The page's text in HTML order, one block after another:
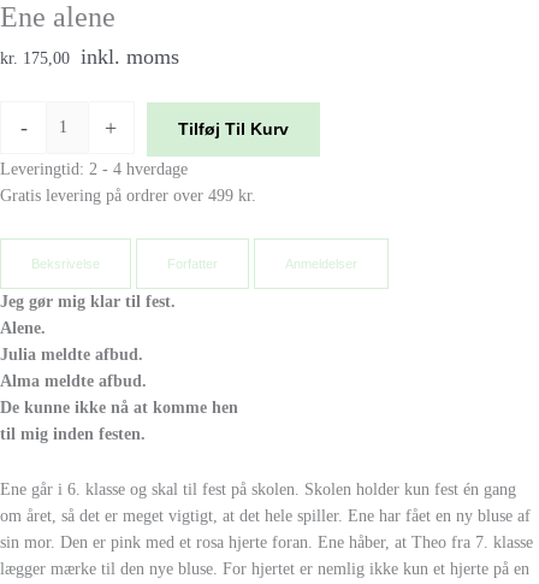
Ene alene
kr. 175,00 inkl. moms
- + Tilføj Til Kurv
Leveringtid: 2 - 4 hverdage
Gratis levering på ordrer over 499 kr.
Beksrivelse Forfatter Anmeldelser
Jeg gør mig klar til fest.
Alene.
Julia meldte afbud.
Alma meldte afbud.
De kunne ikke nå at komme hen
til mig inden festen.
Ene går i 6. klasse og skal til fest på skolen. Skolen holder kun fest én gang
om året, så det er meget vigtigt, at det hele spiller. Ene har fået en ny bluse af
sin mor. Den er pink med et rosa hjerte foran. Ene håber, at Theo fra 7. klasse
lægger mærke til den nye bluse. For hjertet er nemlig ikke kun et hjerte på en